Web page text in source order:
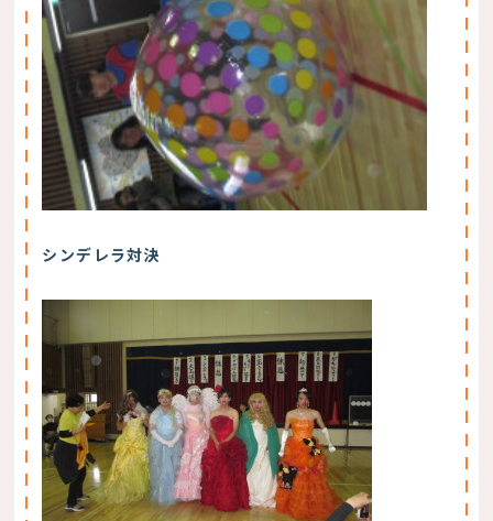
シンデレラ対決